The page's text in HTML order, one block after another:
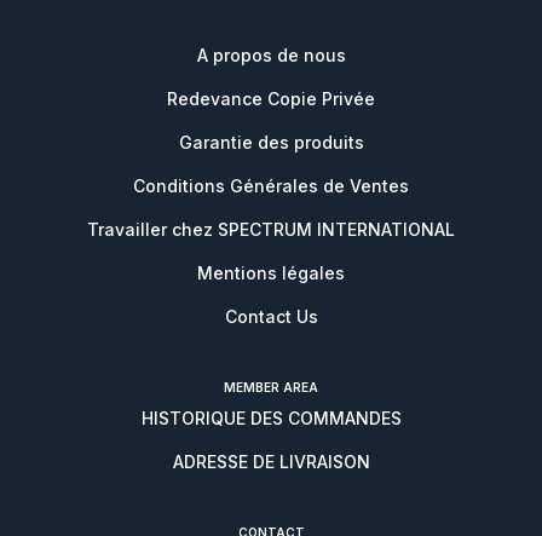
A propos de nous
Redevance Copie Privée
Garantie des produits
Conditions Générales de Ventes
Travailler chez SPECTRUM INTERNATIONAL
Mentions légales
Contact Us
MEMBER AREA
HISTORIQUE DES COMMANDES
ADRESSE DE LIVRAISON
CONTACT